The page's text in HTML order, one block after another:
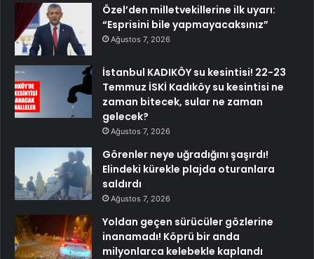
Özel’den milletvekillerine ilk uyarı:
“Esprisini bile yapmayacaksınız”
Ağustos 7, 2026
İstanbul KADIKÖY su kesintisi! 22-23
Temmuz İSKİ Kadıköy su kesintisi ne
zaman bitecek, sular ne zaman
gelecek?
Ağustos 7, 2026
Görenler neye uğradığını şaşırdı!
Elindeki kürekle plajda oturanlara
saldırdı
Ağustos 7, 2026
Yoldan geçen sürücüler gözlerine
inanamadı! Köprü bir anda
milyonlarca kelebekle kaplandı